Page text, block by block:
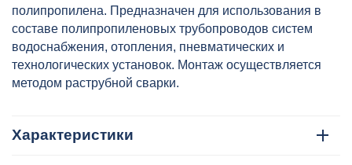
полипропилена. Предназначен для использования в
составе полипропиленовых трубопроводов систем
водоснабжения, отопления, пневматических и
технологических установок. Монтаж осуществляется
методом раструбной сварки.
Характеристики